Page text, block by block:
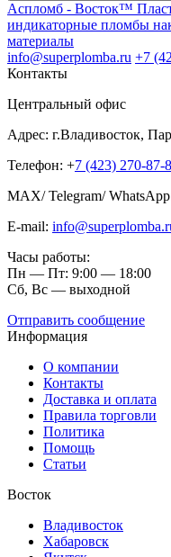
Аспломб - Восток™
индикаторные пломбы
материалы
info@superplomba.ru +7
Контакты
Центральный офис
Адрес: г.Владивосток,
Телефон: +7 (423) 270-87-
MAX/ Telegram/
E-mail:
Часы работы:
Пн — Пт: 9:00 — 18:00
Сб, Вc — выходной
Отправить сообщение
Информация
О компании
Контакты
Доставка и оплата
Правила торговли
Политика
Помощь
Статьи
Восток
Владивосток
Хабаровск